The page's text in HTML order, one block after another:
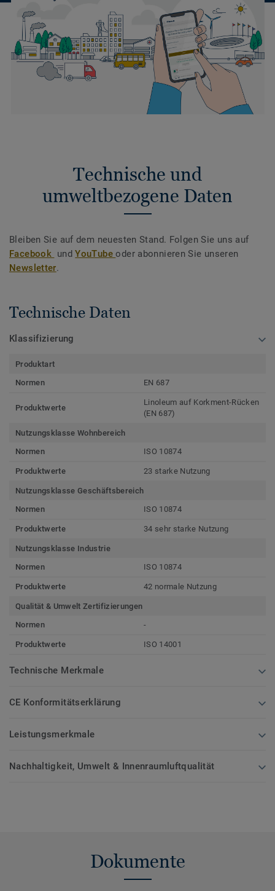
Technische und
umweltbezogene Daten
Bleiben Sie auf dem neuesten Stand. Folgen Sie uns auf
Facebook undYouTubeoder abonnieren Sie unseren
Newsletter.
Technische Daten
Klassifizierung
Produktart
Normen
EN 687
Produktwerte
Linoleum auf Korkment-Rücken
(EN 687)
Nutzungsklasse Wohnbereich
Normen
ISO 10874
Produktwerte 23 starke Nutzung
Nutzungsklasse Geschäftsbereich
Normen
ISO 10874
Produktwerte 34 sehr starke Nutzung
Nutzungsklasse Industrie
Normen
ISO 10874
Produktwerte 42 normale Nutzung
Qualität & Umwelt Zertifizierungen
Normen
-
Produktwerte ISO 14001
Technische Merkmale
CE Konformitätserklärung
Leistungsmerkmale
Nachhaltigkeit, Umwelt & Innenraumluftqualität
Dokumente